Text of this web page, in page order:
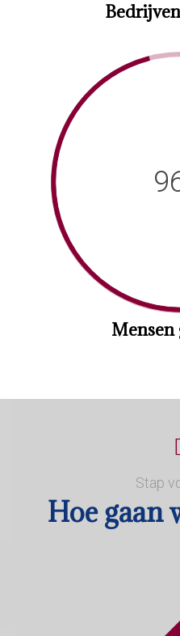
Mensen
Stap
Hoe gaan